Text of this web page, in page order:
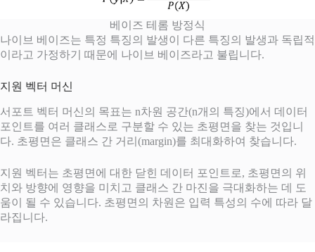
베이즈 테롬 방정식
나이브 베이즈는 특정 특징의 발생이 다른 특징의 발생과 독립적
이라고 가정하기 때문에 나이브 베이즈라고 불립니다.
지원 벡터 머신
서포트 벡터 머신의 목표는 n차원 공간(n개의 특징)에서 데이터
포인트를 여러 클래스로 구분할 수 있는 초평면을 찾는 것입니
다. 초평면은 클래스 간 거리(margin)를 최대화하여 찾습니다.
지원 벡터는 초평면에 대한 닫힌 데이터 포인트로, 초평면의 위
치와 방향에 영향을 미치고 클래스 간 마진을 극대화하는 데 도
움이 될 수 있습니다. 초평면의 차원은 입력 특성의 수에 따라 달
라집니다.